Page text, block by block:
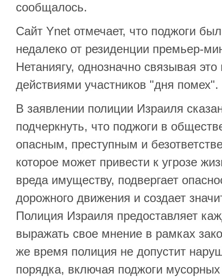
сообщалось.
Сайт Ynet отмечает, что поджоги
недалеко от резиденции премьер-
Нетаниягу, однозначно связывая
действиями участников "дня помех".
В заявлении полиции Израиля
подчеркнуть, что поджоги в
опасным, преступным и
которое может привести к угрозе
вреда имуществу, подвергает
дорожного движения и создает
Полиция Израиля предоставляет
выражать свое мнение в рамках
же время полиция не допустит
порядка, включая поджоги